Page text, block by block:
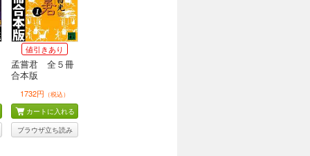
値引きあり
孟嘗君 全５冊
合本版
1732円 （税込）
カートに入れる
ブラウザ立ち読み